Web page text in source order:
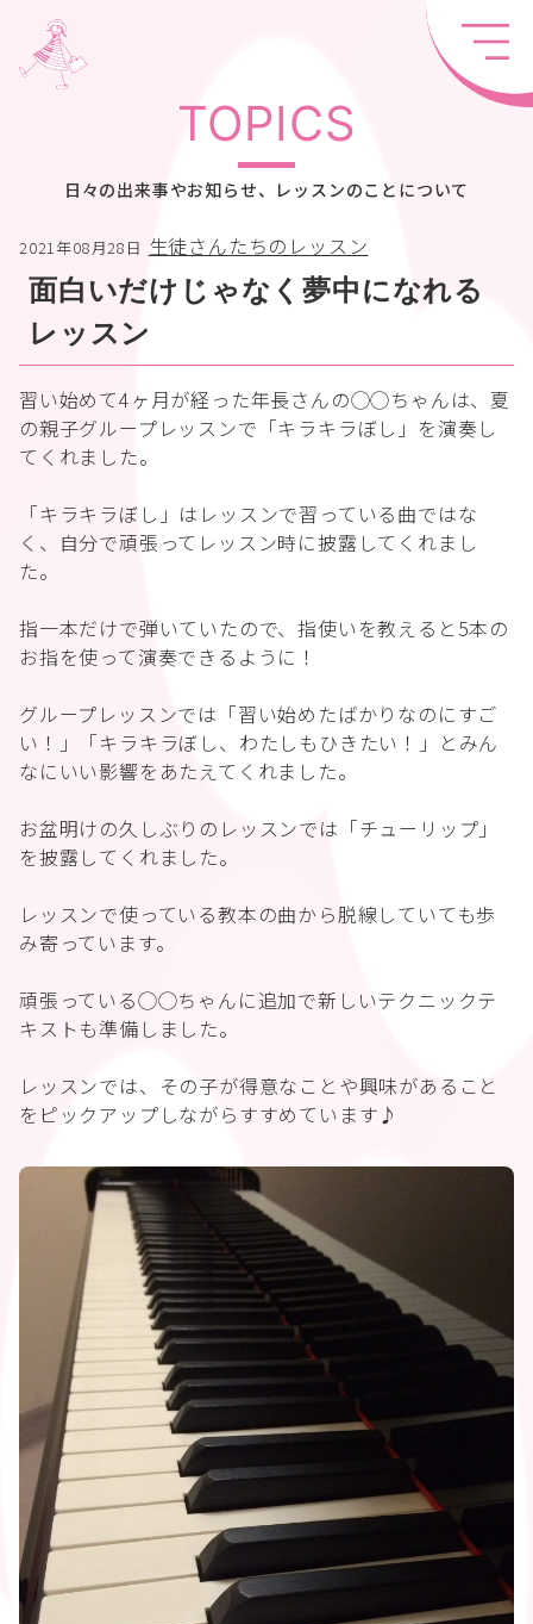
TOPICS
日々の出来事やお知らせ、レッスンのことについて
2021年08月28日 生徒さんたちのレッスン
面白いだけじゃなく夢中になれる
レッスン
習い始めて4ヶ月が経った年長さんの◯◯ちゃんは、夏
の親子グループレッスンで「キラキラぼし」を演奏し
てくれました。
「キラキラぼし」はレッスンで習っている曲ではな
く、自分で頑張ってレッスン時に披露してくれまし
た。
指一本だけで弾いていたので、指使いを教えると5本の
お指を使って演奏できるように！
グループレッスンでは「習い始めたばかりなのにすご
い！」「キラキラぼし、わたしもひきたい！」とみん
なにいい影響をあたえてくれました。
お盆明けの久しぶりのレッスンでは「チューリップ」
を披露してくれました。
レッスンで使っている教本の曲から脱線していても歩
み寄っています。
頑張っている◯◯ちゃんに追加で新しいテクニックテ
キストも準備しました。
レッスンでは、その子が得意なことや興味があること
をピックアップしながらすすめています♪